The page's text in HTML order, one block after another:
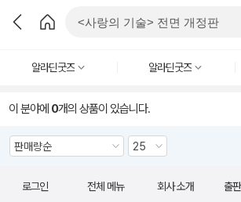
알라딘굿즈 알라딘굿즈
이 분야에 0개의 상품이 있습니다.
로그인 전체 메뉴 회사 소개 출